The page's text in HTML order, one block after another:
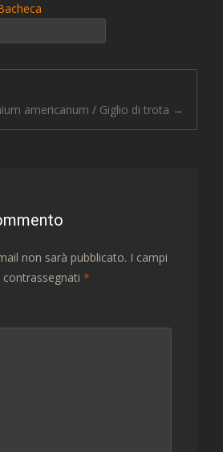
americanum / Giglio di trota →
non sarà pubblicato. I campi
*